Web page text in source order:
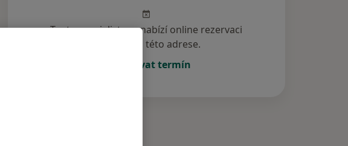
Tento specialista nenabízí online rezervaci
termínu na této adrese.
Rezervovat termín